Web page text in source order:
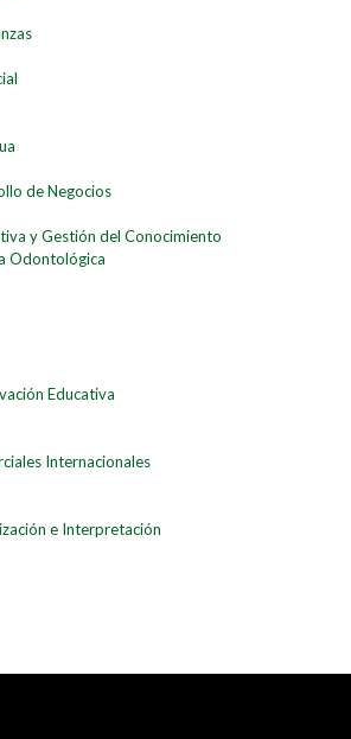
de Negocios
y Gestión del Conocimiento
Odontológica
Educativa
Internacionales
e Interpretación